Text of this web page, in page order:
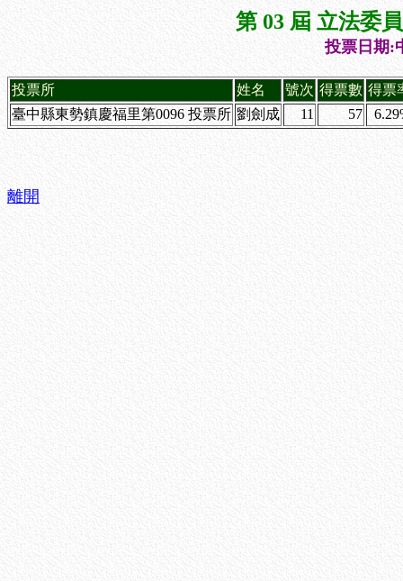
第 03 屆 立法委
投票日期:
投票所 姓名 號次 得票數 得票
臺中縣東勢鎮慶福里第0096 投票所 劉劍成 11 57
離開